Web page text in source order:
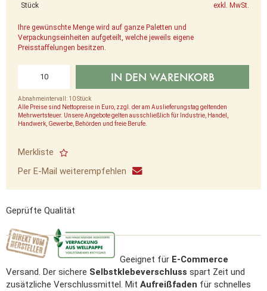
Stück exkl. MwSt.
Ihre gewünschte Menge wird auf ganze Paletten und
Verpackungseinheiten aufgeteilt, welche jeweils eigene
Preisstaffelungen besitzen.
Abnahmeintervall: 10 Stück
Alle Preise sind Nettopreise in Euro, zzgl. der am Auslieferungstag geltenden
Mehrwertsteuer. Unsere Angebote gelten ausschließlich für Industrie, Handel,
Handwerk, Gewerbe, Behörden und freie Berufe.
IN DEN WARENKORB
Merkliste
Per E-Mail weiterempfehlen
Geprüfte Qualität
Geeignet für E-Commerce
Versand. Der sichere Selbstklebeverschluss spart Zeit und
zusätzliche Verschlussmittel. Mit Aufreißfaden für schnelles